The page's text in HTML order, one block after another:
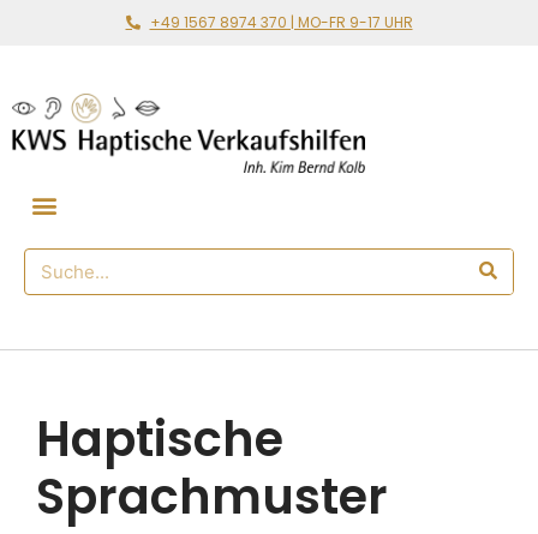
+49 1567 8974 370 | MO-FR 9-17 UHR
Haptische
Sprachmuster